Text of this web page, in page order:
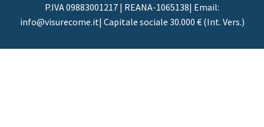
P.IVA 09883001217 | REANA-1065138| Email:
info@visurecome.it| Capitale sociale 30.000 € (Int. Vers.)